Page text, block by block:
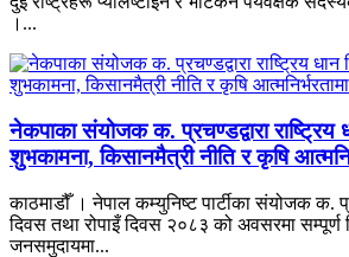
।...
नेकपाका संयोजक क. प्रचण्डद्वारा
शुभकामना, किसानमैत्री नीति र कृषि
काठमाडौँ । नेपाल कम्युनिष्ट पार्टीका संयोजक क.
दिवस तथा रोपाइँ दिवस २०८३ को अवसरमा सम्पूर्ण
जनसमुदायमा...